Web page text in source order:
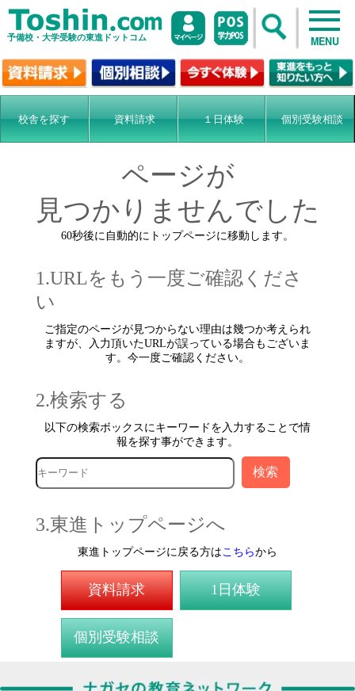
予備校・大学受験の東進ドットコム MENU
校舎を探す 資料請求 １日体験 個別受験相談
ページが
見つかりませんでした
60秒後に自動的にトップページに移動します。
1.URLをもう一度ご確認くださ
い
ご指定のページが見つからない理由は幾つか考えられ
ますが、入力頂いたURLが誤っている場合もございま
す。今一度ご確認ください。
2.検索する
以下の検索ボックスにキーワードを入力することで情
報を探す事ができます。
3.東進トップページへ
東進トップページに戻る方はこちらから
資料請求 1日体験
個別受験相談